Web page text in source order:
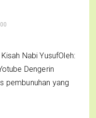
Nabi YusufOleh:
Dengerin
pembunuhan yang